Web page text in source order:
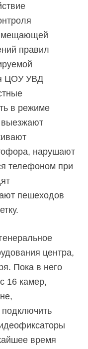
правил
ЦОУ УВД
в режиме
выезжают
нарушают
телефоном при
пешеходов
центра,
Пока в него
16 камер,
время